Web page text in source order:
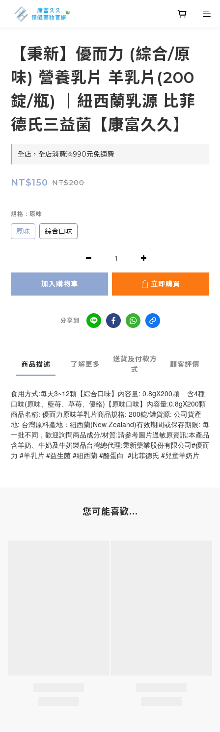
【秉新】優而力 (綜合/原
味) 營養乳片 羊乳片(200
錠/瓶) ｜紐西蘭乳源 比菲
德氏三益菌【康富久久】
全店，全店消費滿990元免運費
NT$150 NT$200
規格 : 原味
原味 綜合口味
加入購物車 立即購買
分享到
商品描述 了解更多
送貨及付款方
式
顧客評價
食用方式:每天3~12顆【綜合口味】內容量: 0.8gX200顆    含4種
口味(原味、藍苺、草苺、優絡)【原味口味】內容量:0.8gX200顆
商品名稱: 優而力原味羊乳片商品規格: 200錠/罐貨源: 公司貨產
地: 台灣原料產地：紐西蘭(New Zealand)有效期間或保存期限: 每
一批不同，歡迎詢問商品成分/材質:請參考圖片過敏原資訊:本產品
含羊奶、牛奶及牛奶製品台灣總代理:秉新藥業股份有限公司#優而
力 #羊乳片 #益生菌 #紐西蘭 #酪蛋白  #比菲德氏 #兒童羊奶片
您可能喜歡...